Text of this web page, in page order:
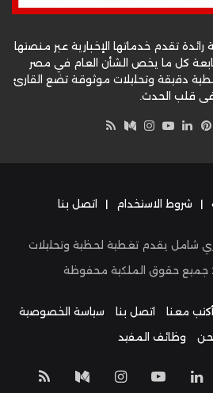
تقدم خدماتها الإخبارية عبر منصتها
متابعة كل ما يخص الشأن العام في مصر
دقيقة وتحليلات موثوقة تضع القارئ
قلب الحدث.
‫X بينتيريست
لينكدإن‫YouTube
انستقرام
وسط
| شروط الاستخدام | اتصل بنا
شامل يقدم تغطية لحظية وتحليلات
جميع حقوق الملكية محفوظة
أكتب معنا اتصل بنا
سياسة الخصوصية
وظائف المفيد
لينكدإن‫YouTube
انستقراموسط